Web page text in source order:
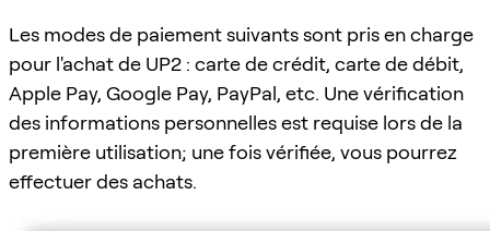
Les modes de paiement suivants sont pris en charge
pour l'achat de UP2 : carte de crédit, carte de débit,
Apple Pay, Google Pay, PayPal, etc. Une vérification
des informations personnelles est requise lors de la
première utilisation; une fois vérifiée, vous pourrez
effectuer des achats.